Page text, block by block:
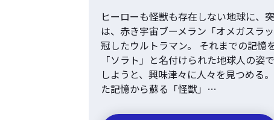
ヒーローも怪獣も存在しない地球に、
は、赤き宇宙ブーメラン「オメガスラ
冠したウルトラマン。 それまでの記憶
「ソラト」と名付けられた地球人の
しようと、興味津々に人々を見つめる
た記憶から蘇る「怪獣」…